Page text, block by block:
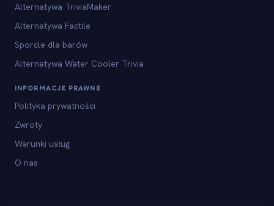
Alternatywa TriviaMaker
Alternatywa Factile
Sporcle dla barów
Alternatywa Water Cooler Trivia
INFORMACJE PRAWNE
Polityka prywatności
Zwroty
Warunki usług
O nas